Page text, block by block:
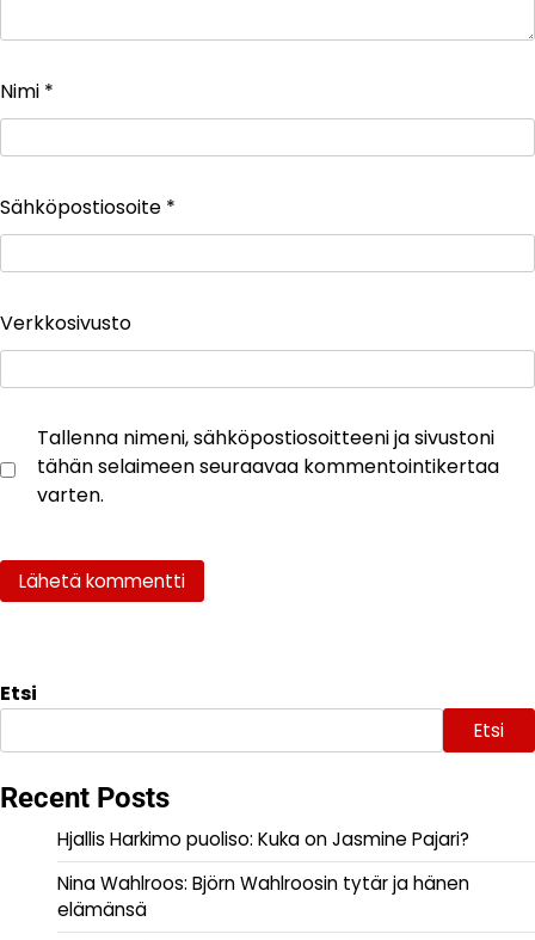
Nimi *
Sähköpostiosoite *
Verkkosivusto
Tallenna nimeni, sähköpostiosoitteeni ja sivustoni
tähän selaimeen seuraavaa kommentointikertaa
varten.
Etsi
Etsi
Recent Posts
Hjallis Harkimo puoliso: Kuka on Jasmine Pajari?
Nina Wahlroos: Björn Wahlroosin tytär ja hänen
elämänsä